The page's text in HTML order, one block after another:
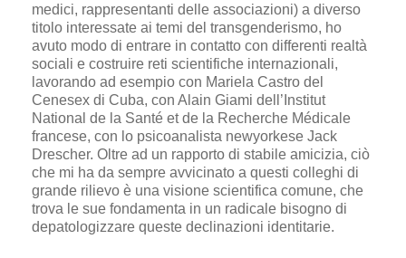
medici, rappresentanti delle associazioni) a diverso
titolo interessate ai temi del transgenderismo, ho
avuto modo di entrare in contatto con differenti realtà
sociali e costruire reti scientifiche internazionali,
lavorando ad esempio con Mariela Castro del
Cenesex di Cuba, con Alain Giami dell’Institut
National de la Santé et de la Recherche Médicale
francese, con lo psicoanalista newyorkese Jack
Drescher. Oltre ad un rapporto di stabile amicizia, ciò
che mi ha da sempre avvicinato a questi colleghi di
grande rilievo è una visione scientifica comune, che
trova le sue fondamenta in un radicale bisogno di
depatologizzare queste declinazioni identitarie.